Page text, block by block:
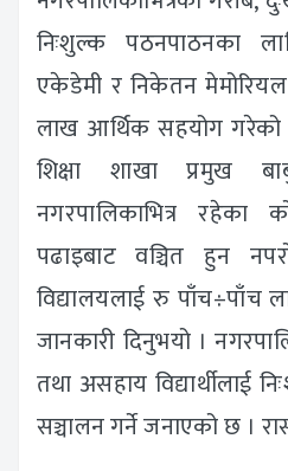
निःशुल्क पठनपाठनका
एकेडेमी र निकेतन
लाख आर्थिक सहयोग गरेको
शिक्षा शाखा प्रमुख
नगरपालिकाभित्र रहेका
पढाइबाट वञ्चित हुन
विद्यालयलाई रु
जानकारी दिनुभयो ।
तथा असहाय विद्यार्थीलाई
सञ्चालन गर्ने जनाएको छ ।